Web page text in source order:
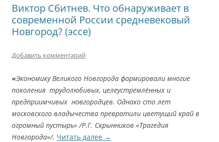
Виктор Сбитнев. Что обнаруживает в
современной России средневековый
Новгород? (эссе)
Добавить комментарий
«Экономику Великого Новгорода формировали многие
поколения трудолюбивых, целеустремлённых и
предприимчивых новгородцев. Однако сто лет
московского владычества превратили цветущий край в
огромный пустырь» /Р.Г. Скрынников «Трагедия
Новгорода»/. Читать далее →